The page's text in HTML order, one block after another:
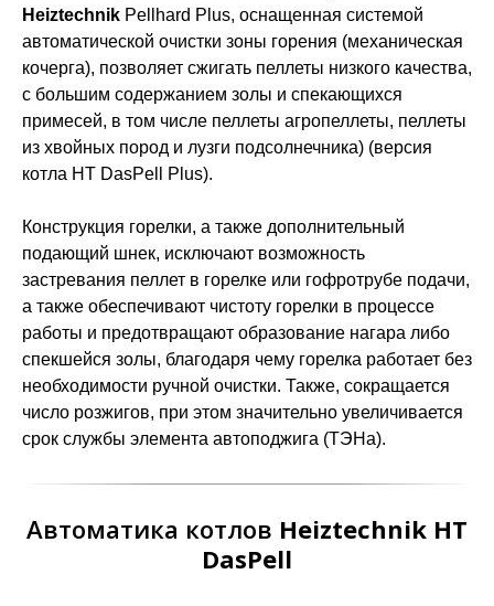
Heiztechnik Pellhard Plus, оснащенная системой
автоматической очистки зоны горения (механическая
кочерга), позволяет сжигать пеллеты низкого качества,
с большим содержанием золы и спекающихся
примесей, в том числе пеллеты агропеллеты, пеллеты
из хвойных пород и лузги подсолнечника) (версия
котла HT DasPell Plus).
Конструкция горелки, а также дополнительный
подающий шнек, исключают возможность
застревания пеллет в горелке или гофротрубе подачи,
а также обеспечивают чистоту горелки в процессе
работы и предотвращают образование нагара либо
спекшейся золы, благодаря чему горелка работает без
необходимости ручной очистки. Также, сокращается
число розжигов, при этом значительно увеличивается
срок службы элемента автоподжига (ТЭНа).
Автоматика котлов Heiztechnik НТ
DasPell